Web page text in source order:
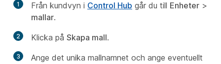
1 Från kundvyn i Control Hub går du till Enheter >
mallar.
2 Klicka på Skapa mall.
3
Ange det unika mallnamnet och ange eventuellt